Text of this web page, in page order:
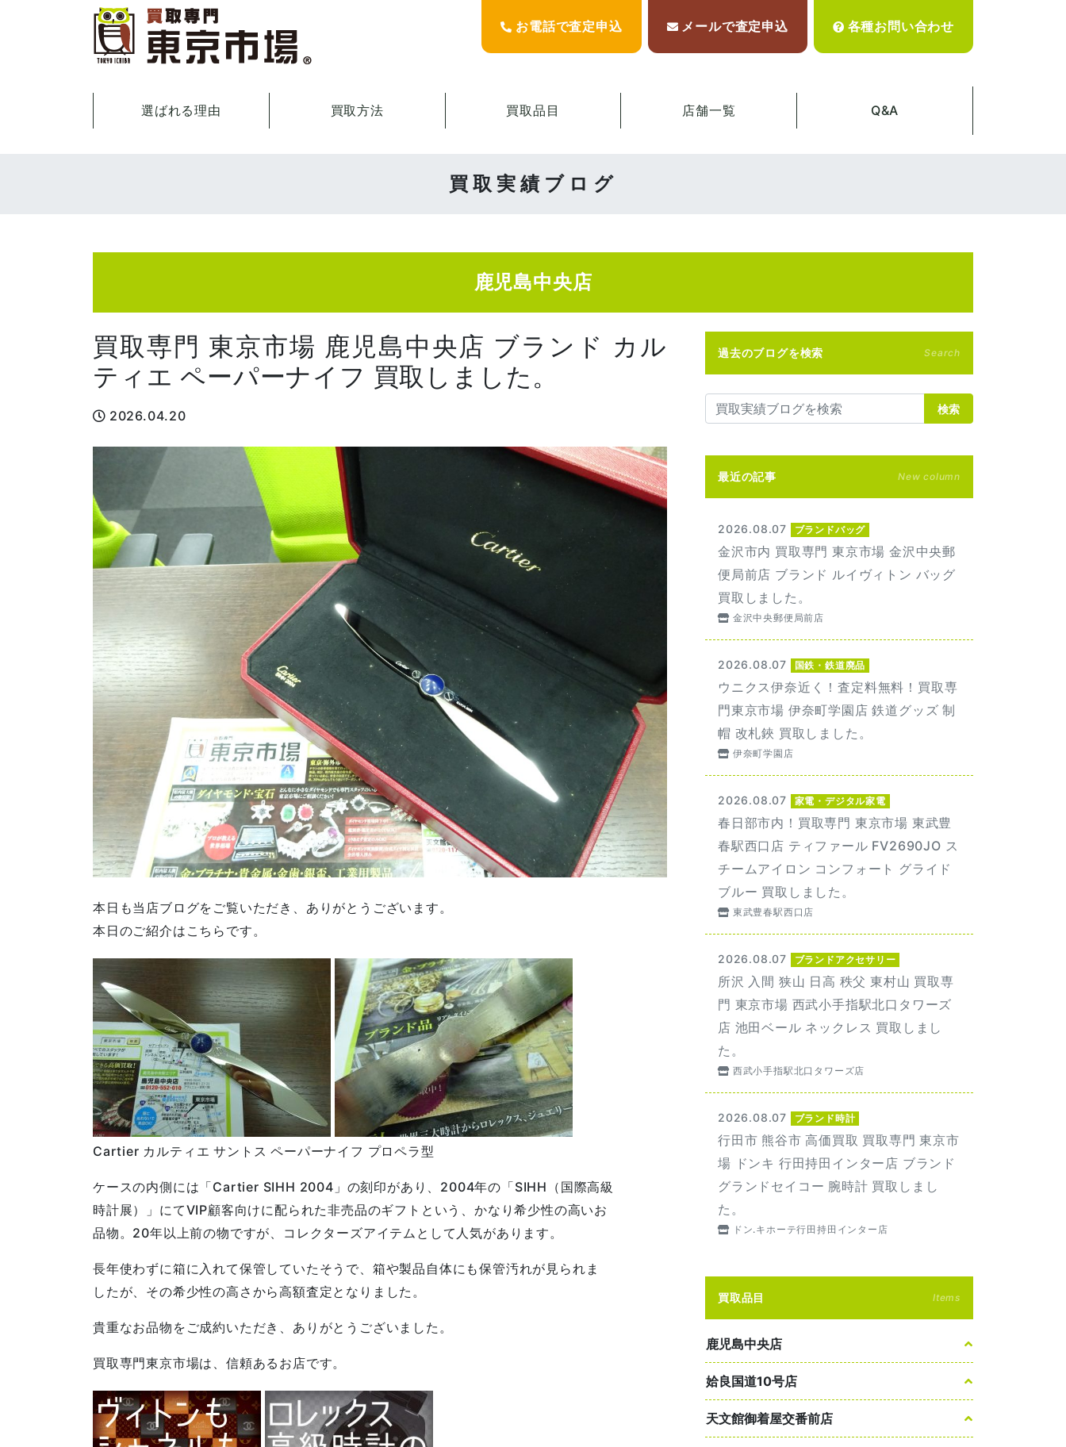
お電話で査定申込 メールで査定申込 各種お問い合わせ
選ばれる理由 買取方法 買取品目 店舗一覧 Q&A
買取実績ブログ
鹿児島中央店
買取専門 東京市場 鹿児島中央店 ブランド カル
ティエ ペーパーナイフ 買取しました。
2026.04.20
本日も当店ブログをご覧いただき、ありがとうございます。
本日のご紹介はこちらです。
Cartier カルティエ サントス ペーパーナイフ プロペラ型
ケースの内側には「Cartier SIHH 2004」の刻印があり、2004年の「SIHH（国際高級
時計展）」にてVIP顧客向けに配られた非売品のギフトという、かなり希少性の高いお
品物。20年以上前の物ですが、コレクターズアイテムとして人気があります。
長年使わずに箱に入れて保管していたそうで、箱や製品自体にも保管汚れが見られま
したが、その希少性の高さから高額査定となりました。
貴重なお品物をご成約いただき、ありがとうございました。
買取専門東京市場は、信頼あるお店です。
過去のブログを検索 Search
検索
最近の記事 New column
2026.08.07 ブランドバッグ
金沢市内 買取専門 東京市場 金沢中央郵
便局前店 ブランド ルイヴィトン バッグ
買取しました。
金沢中央郵便局前店
2026.08.07 国鉄・鉄道廃品
ウニクス伊奈近く！査定料無料！買取専
門東京市場 伊奈町学園店 鉄道グッズ 制
帽 改札鋏 買取しました。
伊奈町学園店
2026.08.07 家電・デジタル家電
春日部市内！買取専門 東京市場 東武豊
春駅西口店 ティファール FV2690JO ス
チームアイロン コンフォート グライド
ブルー 買取しました。
東武豊春駅西口店
2026.08.07 ブランドアクセサリー
所沢 入間 狭山 日高 秩父 東村山 買取専
門 東京市場 西武小手指駅北口タワーズ
店 池田ベール ネックレス 買取しまし
た。
西武小手指駅北口タワーズ店
2026.08.07 ブランド時計
行田市 熊谷市 高価買取 買取専門 東京市
場 ドンキ 行田持田インター店 ブランド
グランドセイコー 腕時計 買取しまし
た。
ドン.キホーテ行田持田インター店
買取品目 Items
鹿児島中央店
姶良国道10号店
天文館御着屋交番前店